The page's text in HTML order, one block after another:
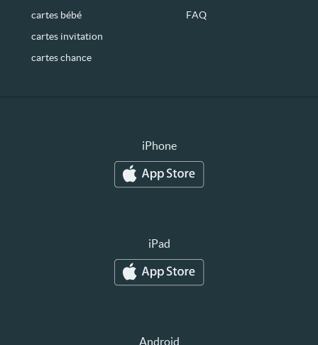
cartes bébé
cartes invitation
cartes chance
FAQ
iPhone
iPad
Android